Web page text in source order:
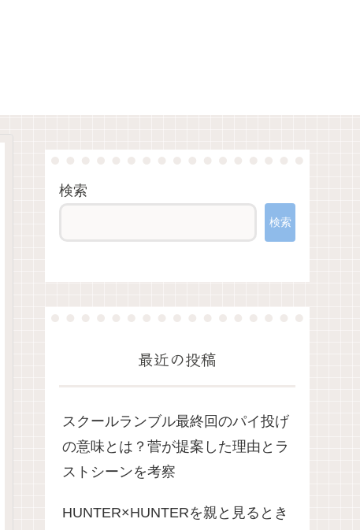
検索
検索
最近の投稿
スクールランブル最終回のパイ投げ
の意味とは？菅が提案した理由とラ
ストシーンを考察
HUNTER×HUNTERを親と見るとき